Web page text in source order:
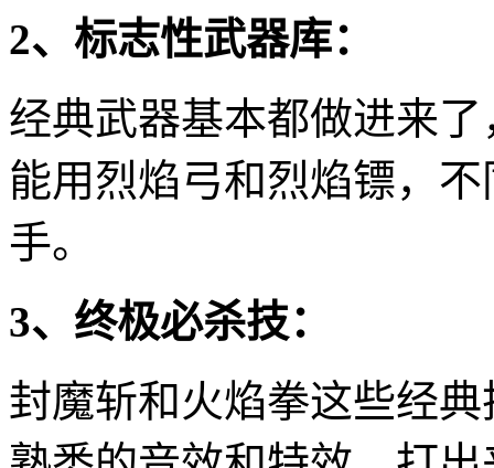
2、标志性武器库：
经典武器基本都做进来
能用烈焰弓和烈焰镖，
手。
3、终极必杀技：
封魔斩和火焰拳这些经